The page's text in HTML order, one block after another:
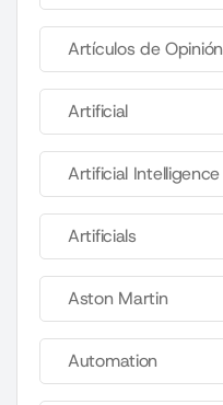
Artículos de Opinión
Artificial
Artificial Intelligence
Artificials
Aston Martin
Automation